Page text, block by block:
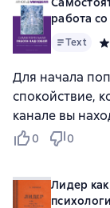
работа
Text
Для начала
спокойствие,
канале вы
0 0
Лидер